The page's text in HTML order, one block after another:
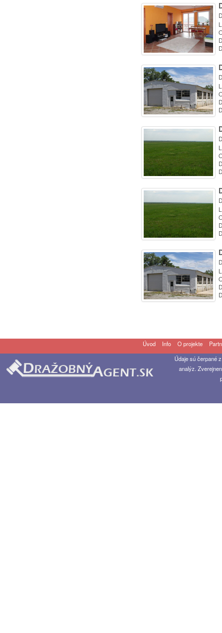
Úvod Info O projekte
Údaje sú čerpané
analýz.